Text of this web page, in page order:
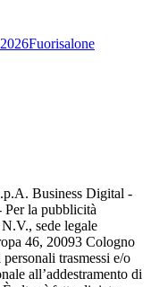
Fuorisalone
Business Digital -
la pubblicità
sede legale
46, 20093 Cologno
trasmessi e/o
all’addestramento di